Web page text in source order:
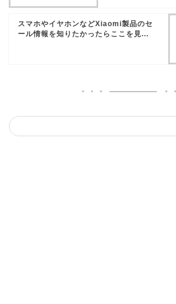
スマホやイヤホンなどXiaomi製品のセ
ール情報を知りたかったらここを見...